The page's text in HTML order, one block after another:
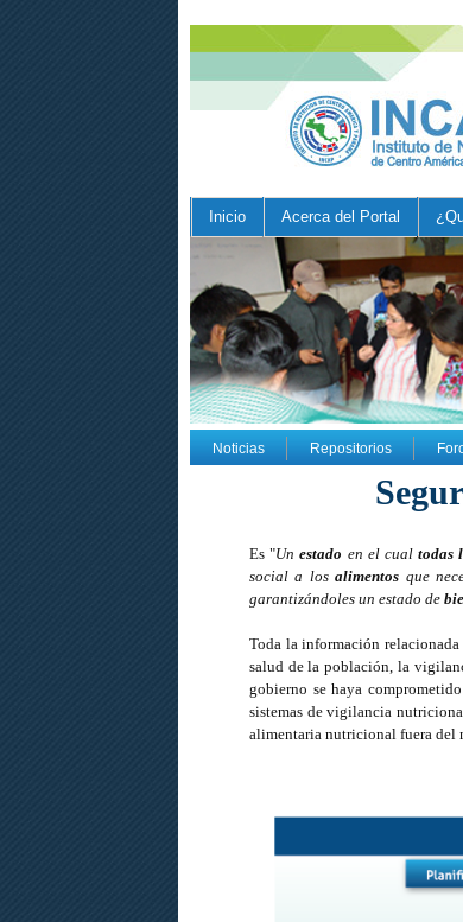
Inicio Acerca del Portal
Noticias Repositorios
Es "Unestado en el cualtodas
social a losalimentos que
garantizándoles un estado de
Toda la información
salud de la población, la
gobierno se haya
sistemas de vigilancia
alimentaria nutricional fuera del